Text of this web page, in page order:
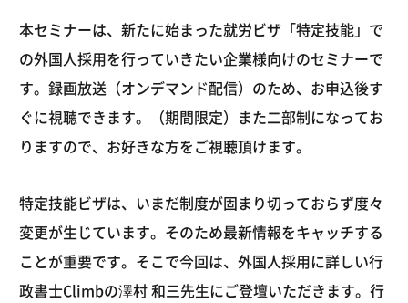
本セミナーは、新たに始まった就労ビザ「特定技能」で
の外国人採用を行っていきたい企業様向けのセミナーで
す。録画放送（オンデマンド配信）のため、お申込後す
ぐに視聴できます。（期間限定）また二部制になってお
りますので、お好きな方をご視聴頂けます。
特定技能ビザは、いまだ制度が固まり切っておらず度々
変更が生じています。そのため最新情報をキャッチする
ことが重要です。そこで今回は、外国人採用に詳しい行
政書士Climbの澤村 和三先生にご登壇いただきます。行